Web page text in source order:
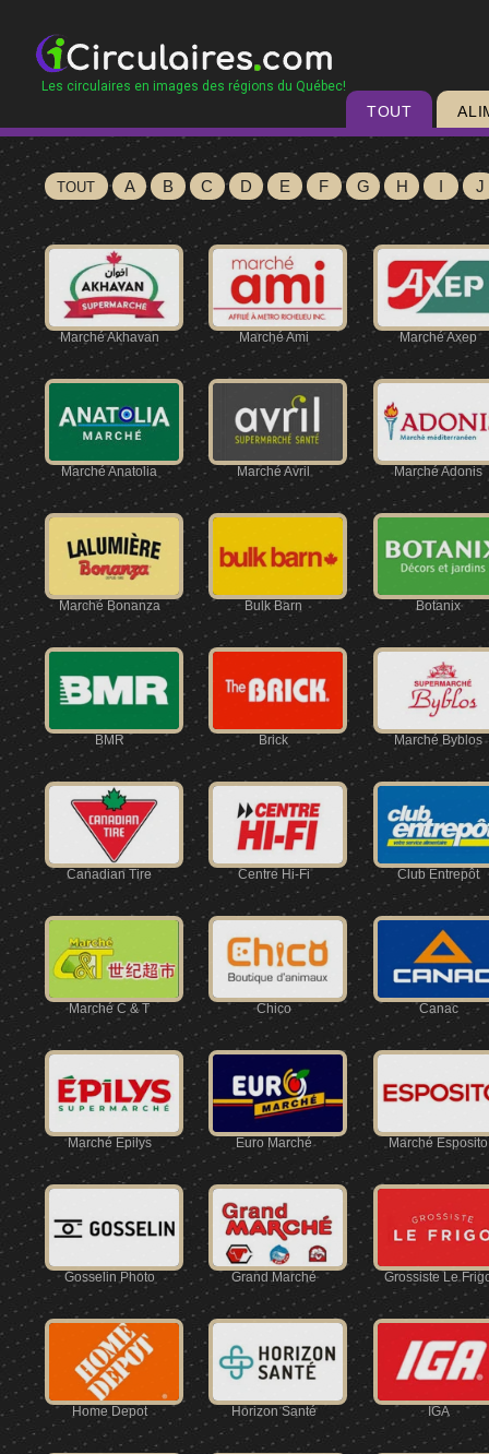
Les circulaires en images des régions du Québec!
TOUT
TOUT A B C D E F G H I J
Marché Akhavan Marché Ami Marché Axep
Marché Anatolia Marché Avril Marché Adonis
Marché Bonanza Bulk Barn Botanix
BMR Brick Marché Byblos
Canadian Tire Centre Hi-Fi Club Entrepôt
Marché C & T Chico Canac
Marché Épilys Euro Marché Marché Esposito
Gosselin Photo Grand Marché Grossiste Le
Home Depot Horizon Santé IGA